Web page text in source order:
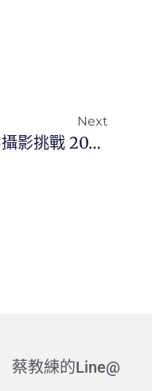
Next
365攝影挑戰 20260131(六)031/365 Day3684
蔡教練的Line@